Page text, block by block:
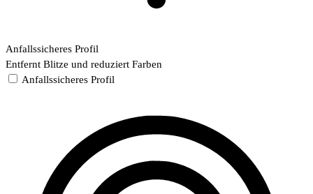
Anfallssicheres Profil
Entfernt Blitze und reduziert Farben
Anfallssicheres Profil